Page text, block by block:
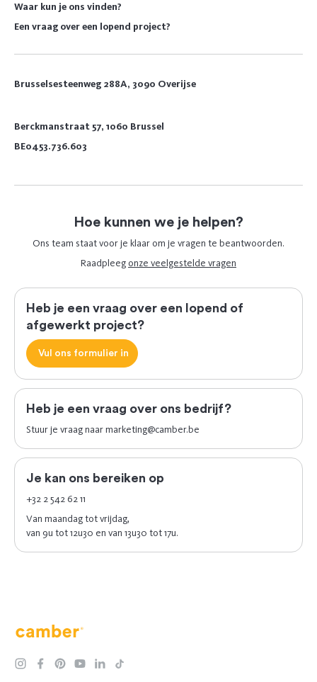
Waar kun je ons vinden?
Een vraag over een lopend project?
Brusselsesteenweg 288A, 3090 Overijse
Berckmanstraat 57, 1060 Brussel
BE0453.736.603
Hoe kunnen we je helpen?
Ons team staat voor je klaar om je vragen te beantwoorden.
Raadpleegonze veelgestelde vragen
Heb je een vraag over een lopend of
afgewerkt project?
Vul ons formulier in
Heb je een vraag over ons bedrijf?
Stuur je vraag naarmarketing@camber.be
Je kan ons bereiken op
+32 2 542 62 11
Van maandag tot vrijdag,
van 9u tot 12u30 en van 13u30 tot 17u.
Camber
instagramfacebookpinterestyoutubelinkedintiktok